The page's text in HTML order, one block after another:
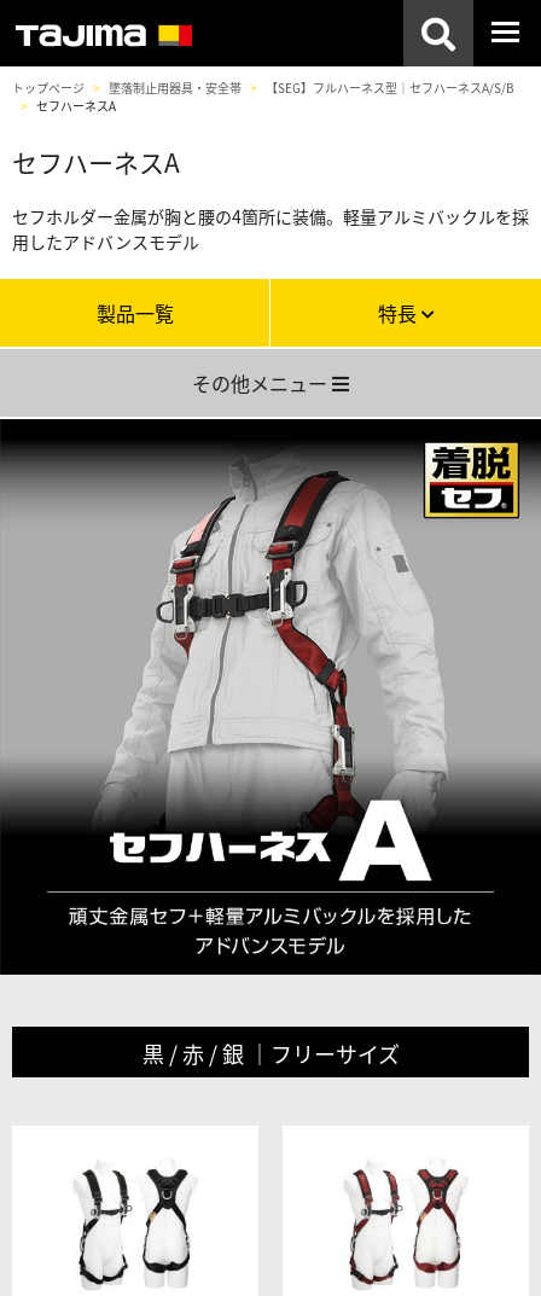
トップページ 墜落制止用器具・安全帯
【SEG】フルハーネス型｜セフハーネスA/S/B
セフハーネスA
セフハーネスA
セフホルダー金属が胸と腰の4箇所に装備。軽量アルミバックルを採
用したアドバンスモデル
製品一覧 特長
その他メニュー
黒 / 赤 / 銀 ｜フリーサイズ